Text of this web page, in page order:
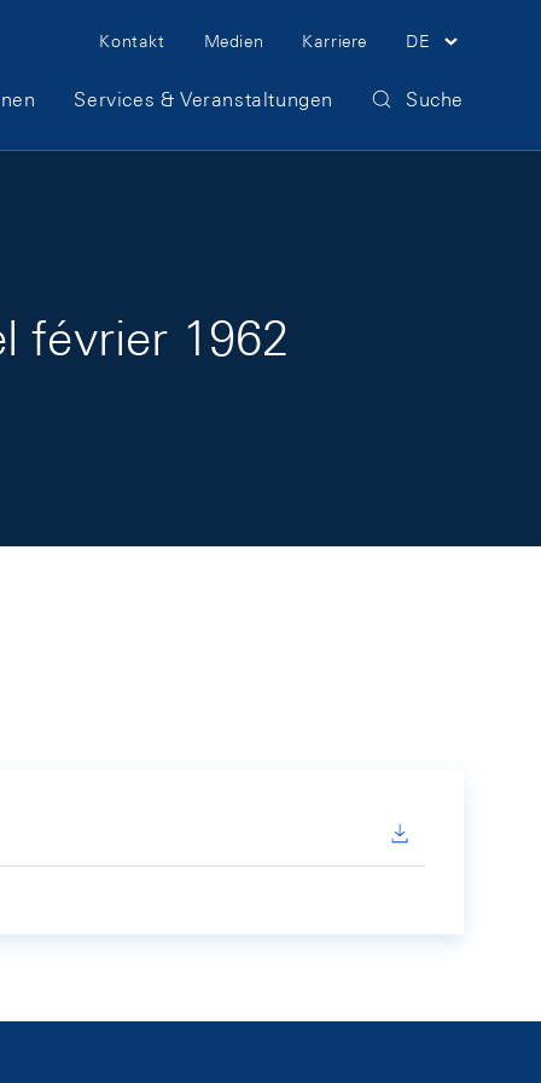
Meta Navigation
Kontakt Medien Karriere DE
Services & Veranstaltungen Suche
février 1962